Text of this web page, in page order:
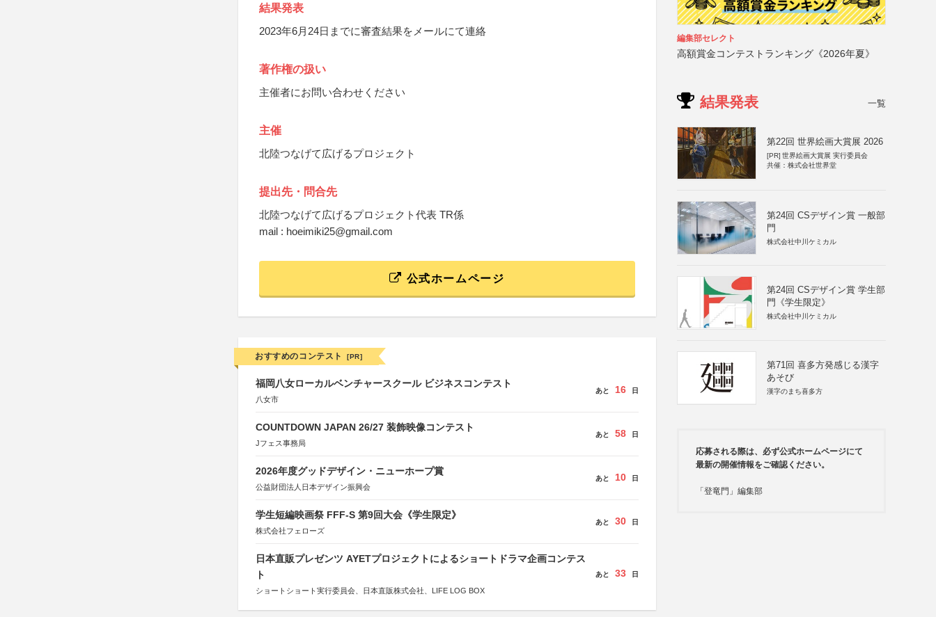
結果発表
2023年6月24日までに審査結果をメールにて連絡
著作権の扱い
主催者にお問い合わせください
主催
北陸つなげて広げるプロジェクト
提出先・問合先
北陸つなげて広げるプロジェクト代表 TR係
mail : hoeimiki25@gmail.com
公式ホームページ
おすすめのコンテスト [PR]
福岡八女ローカルベンチャースクール ビジネスコンテスト
八女市
あと 16 日
COUNTDOWN JAPAN 26/27 装飾映像コンテスト
Jフェス事務局
あと 58 日
2026年度グッドデザイン・ニューホープ賞
公益財団法人日本デザイン振興会
あと 10 日
学生短編映画祭 FFF-S 第9回大会《学生限定》
株式会社フェローズ
あと 30 日
日本直販プレゼンツ AYETプロジェクトによるショートドラマ企画コンテス
ト
ショートショート実行委員会、日本直販株式会社、LIFE LOG BOX
あと 33 日
編集部セレクト
高額賞金コンテストランキング《2026年夏》
結果発表 一覧
第22回 世界絵画大賞展 2026
[PR] 世界絵画大賞展 実行委員会
共催：株式会社世界堂
第24回 CSデザイン賞 一般部
門
株式会社中川ケミカル
第24回 CSデザイン賞 学生部
門《学生限定》
株式会社中川ケミカル
第71回 喜多方発感じる漢字
あそび
漢字のまち喜多方
応募される際は、必ず公式ホームページにて
最新の開催情報をご確認ください。
「登竜門」編集部